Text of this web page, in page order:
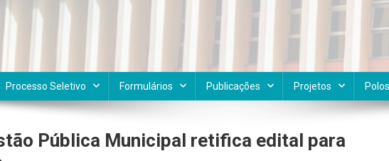
Processo Seletivo Formulários Publicações Projetos Polos
Pública Municipal retifica edital para